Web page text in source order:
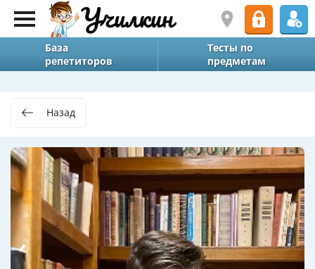
База
репетиторов
Тесты по
предметам
Назад